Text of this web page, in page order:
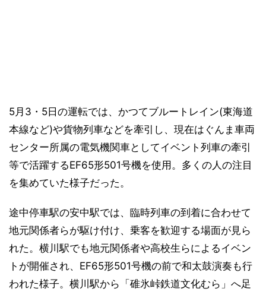
5月3・5日の運転では、かつてブルートレイン(東海道
本線など)や貨物列車などを牽引し、現在はぐんま車両
センター所属の電気機関車としてイベント列車の牽引
等で活躍するEF65形501号機を使用。多くの人の注目
を集めていた様子だった。
途中停車駅の安中駅では、臨時列車の到着に合わせて
地元関係者らが駆け付け、乗客を歓迎する場面が見ら
れた。横川駅でも地元関係者や高校生らによるイベン
トが開催され、EF65形501号機の前で和太鼓演奏も行
われた様子。横川駅から「碓氷峠鉄道文化むら」へ足